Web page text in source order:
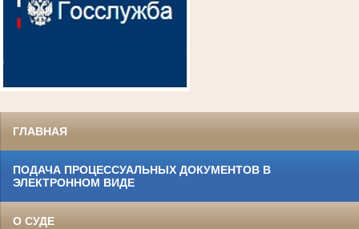
ГЛАВНАЯ
ПОДАЧА ПРОЦЕССУАЛЬНЫХ ДОКУМЕНТОВ В
ЭЛЕКТРОННОМ ВИДЕ
О СУДЕ